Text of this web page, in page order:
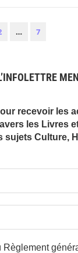
… 7
recevoir les
les Livres
sujets Culture,
Règlement